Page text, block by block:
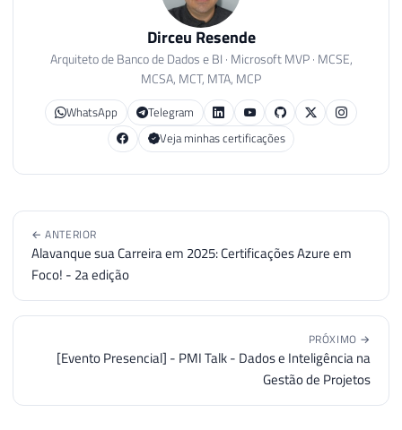
Dirceu Resende
Arquiteto de Banco de Dados e BI · Microsoft MVP · MCSE,
MCSA, MCT, MTA, MCP
WhatsApp
Telegram
Veja minhas certificações
← ANTERIOR
Alavanque sua Carreira em 2025: Certificações Azure em
Foco! - 2a edição
PRÓXIMO →
[Evento Presencial] - PMI Talk - Dados e Inteligência na
Gestão de Projetos